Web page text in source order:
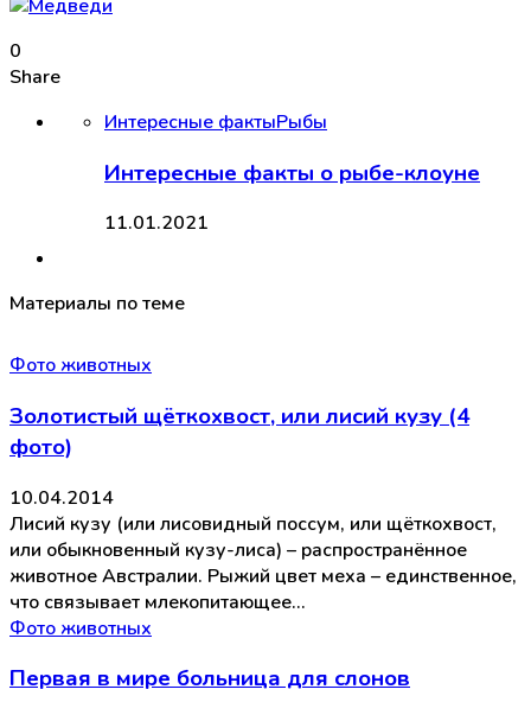
0
Share
Интересные фактыРыбы
Интересные факты о рыбе-клоуне
11.01.2021
Материалы по теме
Фото животных
Золотистый щёткохвост, или лисий кузу (4
фото)
10.04.2014
Лисий кузу (или лисовидный поссум, или щёткохвост,
или обыкновенный кузу-лиса) – распространённое
животное Австралии. Рыжий цвет меха – единственное,
что связывает млекопитающее…
Фото животных
Первая в мире больница для слонов